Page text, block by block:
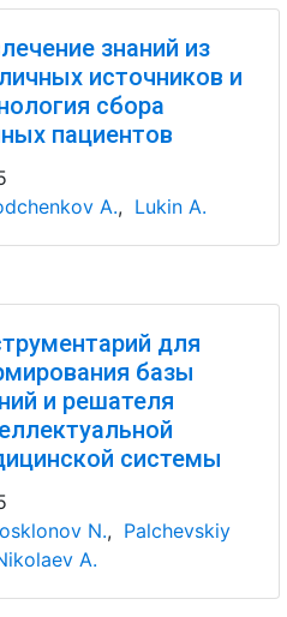
знаний из
источников и
сбора
пациентов
A., Lukin A.
для
базы
и решателя
системы
N., Palchevskiy
A.